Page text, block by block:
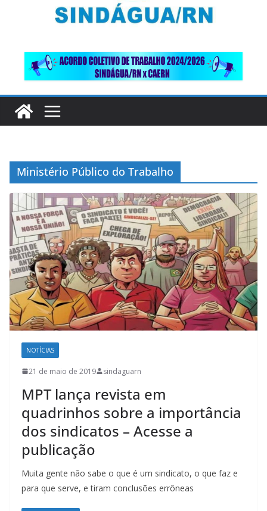
Ministério Público do Trabalho
NOTÍCIAS
21 de maio de 2019 sindaguarn
MPT lança revista em
quadrinhos sobre a importância
dos sindicatos – Acesse a
publicação
Muita gente não sabe o que é um sindicato, o que faz e
para que serve, e tiram conclusões errôneas